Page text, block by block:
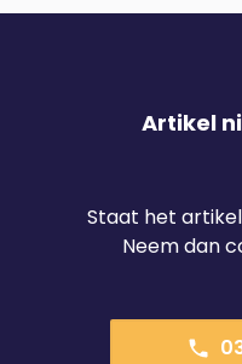
Artikel
Staat het
Neem dan